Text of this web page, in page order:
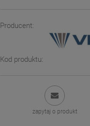
Producent:
Kod produktu:
zapytaj o produkt